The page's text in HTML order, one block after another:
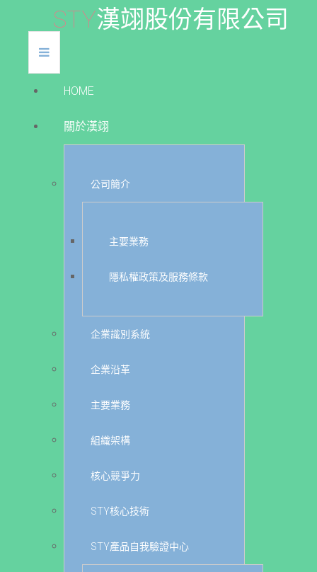
STY漢翊股份有限公司
HOME
關於漢翊
公司簡介
主要業務
隱私權政策及服務條款
企業識別系統
企業沿革
主要業務
組織架構
核心競爭力
STY核心技術
STY產品自我驗證中心